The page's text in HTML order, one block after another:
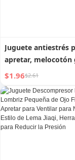
Juguete antiestrés
apretar, melocotón
para niños, bola de
ventilación de
aliviar la presión,
herramienta útil
reducción de
$1.96$2.61